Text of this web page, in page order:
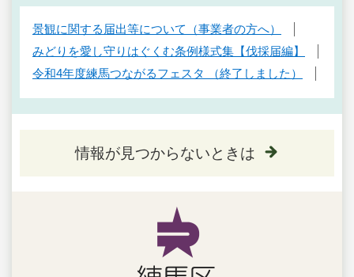
景観に関する届出等について（事業者の方へ）
みどりを愛し守りはぐくむ条例様式集【伐採届編】
令和4年度練馬つながるフェスタ （終了しました）
情報が見つからないときは